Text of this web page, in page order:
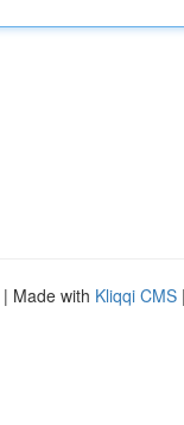
| Made with Kliqqi CMS |